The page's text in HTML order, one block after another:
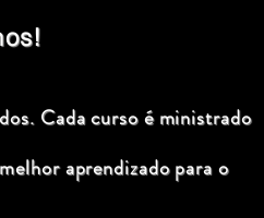
Cada curso é ministrado
aprendizado para o